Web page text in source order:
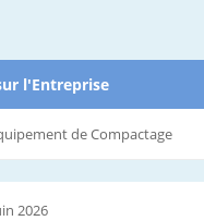
l'Entreprise
de Compactage
2026